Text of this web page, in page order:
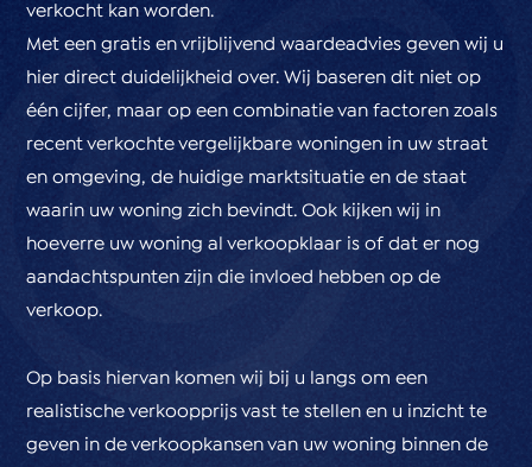
verkocht kan worden.
Met een gratis en vrijblijvend waardeadvies geven wij u
hier direct duidelijkheid over. Wij baseren dit niet op
één cijfer, maar op een combinatie van factoren zoals
recent verkochte vergelijkbare woningen in uw straat
en omgeving, de huidige marktsituatie en de staat
waarin uw woning zich bevindt. Ook kijken wij in
hoeverre uw woning al verkoopklaar is of dat er nog
aandachtspunten zijn die invloed hebben op de
verkoop.
Op basis hiervan komen wij bij u langs om een
realistische verkoopprijs vast te stellen en u inzicht te
geven in de verkoopkansen van uw woning binnen de